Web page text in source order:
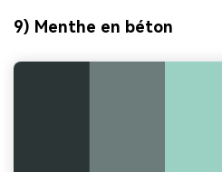
9) Menthe en béton